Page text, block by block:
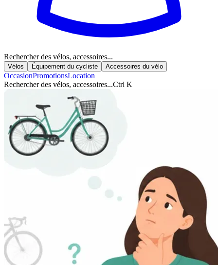
Rechercher des vélos, accessoires...
Vélos Équipement du cycliste Accessoires du vélo
OccasionPromotionsLocation
Rechercher des vélos, accessoires...Ctrl K